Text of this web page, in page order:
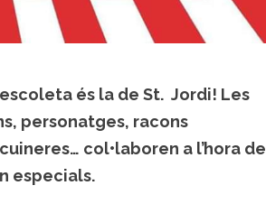
és la de St. Jordi! Les
personatges, racons
col•laboren a l’hora de
especials.